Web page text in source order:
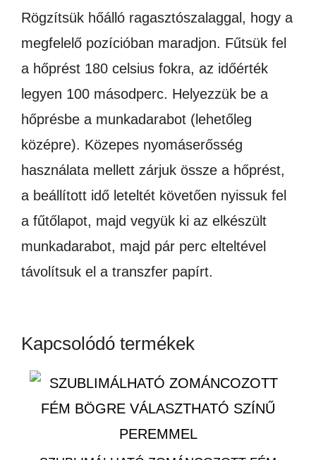
Rögzítsük hőálló ragasztószalaggal, hogy a
megfelelő pozícióban maradjon. Fűtsük fel
a hőprést 180 celsius fokra, az időérték
legyen 100 másodperc. Helyezzük be a
hőprésbe a munkadarabot (lehetőleg
középre). Közepes nyomáserősség
használata mellett zárjuk össze a hőprést,
a beállított idő leteltét követően nyissuk fel
a fűtőlapot, majd vegyük ki az elkészült
munkadarabot, majd pár perc elteltével
távolítsuk el a transzfer papírt.
Kapcsolódó termékek